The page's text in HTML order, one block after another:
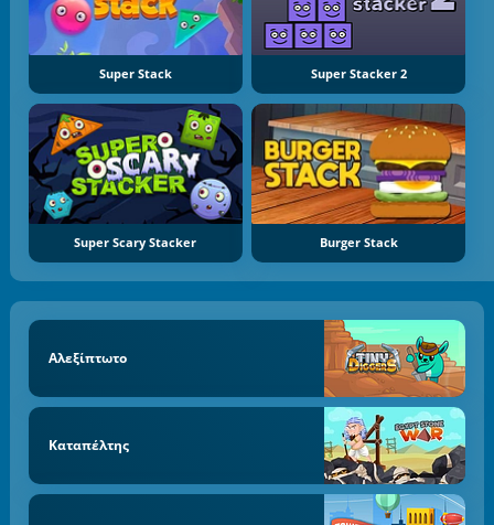
Super Stack Super Stacker 2
Super Scary Stacker Burger Stack
Αλεξίπτωτο
Καταπέλτης